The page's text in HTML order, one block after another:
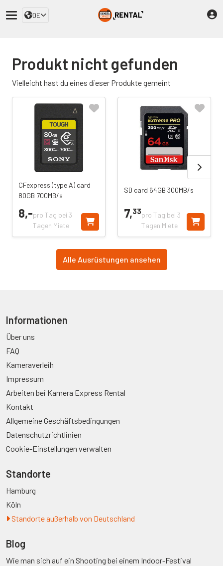
DE
Produkt nicht gefunden
Vielleicht hast du eines dieser Produkte gemeint
CFexpress (type A) card
80GB 700MB/s
8,-pro Tag bei 3
Tagen Miete
SD card 64GB 300MB/s
7,33pro Tag bei 3
Tagen Miete
Alle Ausrüstungen ansehen
Informationen
Über uns
FAQ
Kameraverleih
Impressum
Arbeiten bei Kamera Express Rental
Kontakt
Allgemeine Geschäftsbedingungen
Datenschutzrichtlinien
Cookie-Einstellungen verwalten
Standorte
Hamburg
Köln
Standorte außerhalb von Deutschland
Blog
Wie man sich auf ein Shooting bei einem Indoor-Festival